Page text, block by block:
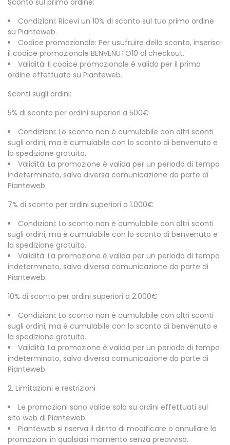
Condizioni: Ricevi un 10% di sconto sul tuo primo ordine
su Pianteweb.
Codice promozionale: Per usufruire dello sconto, inserisci
il codice promozionale BENVENUTO10 al checkout.
Validità: Il codice promozionale è valido per il primo
ordine effettuato su Pianteweb.
Sconti sugli ordini:
5% di sconto per ordini superiori a 500€
Condizioni: Lo sconto non è cumulabile con altri sconti
sugli ordini, ma è cumulabile con lo sconto di benvenuto e
la spedizione gratuita.
Validità: La promozione è valida per un periodo di tempo
indeterminato, salvo diversa comunicazione da parte di
Pianteweb.
7% di sconto per ordini superiori a 1.000€
Condizioni: Lo sconto non è cumulabile con altri sconti
sugli ordini, ma è cumulabile con lo sconto di benvenuto e
la spedizione gratuita.
Validità: La promozione è valida per un periodo di tempo
indeterminato, salvo diversa comunicazione da parte di
Pianteweb.
10% di sconto per ordini superiori a 2.000€
Condizioni: Lo sconto non è cumulabile con altri sconti
sugli ordini, ma è cumulabile con lo sconto di benvenuto e
la spedizione gratuita.
Validità: La promozione è valida per un periodo di tempo
indeterminato, salvo diversa comunicazione da parte di
Pianteweb.
2. Limitazioni e restrizioni
Le promozioni sono valide solo su ordini effettuati sul
sito web di Pianteweb.
Pianteweb si riserva il diritto di modificare o annullare le
promozioni in qualsiasi momento senza preavviso.